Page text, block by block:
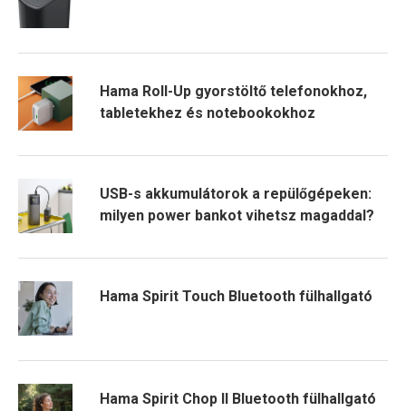
Hama Roll-Up gyorstöltő telefonokhoz,
tabletekhez és notebookokhoz
USB-s akkumulátorok a repülőgépeken:
milyen power bankot vihetsz magaddal?
Hama Spirit Touch Bluetooth fülhallgató
Hama Spirit Chop II Bluetooth fülhallgató